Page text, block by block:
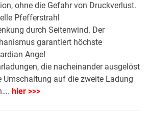
ohne die Gefahr von Druckverlust.
Pfefferstrahl
durch Seitenwind. Der
garantiert höchste
Angel
die nacheinander ausgelöst
Umschaltung auf die zweite Ladung
hier >>>